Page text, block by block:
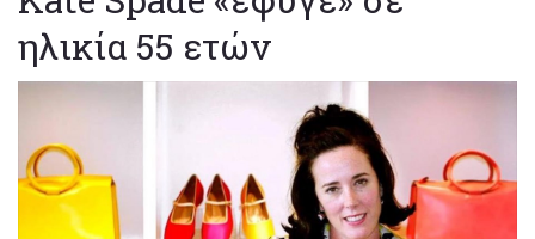
ηλικία 55 ετών